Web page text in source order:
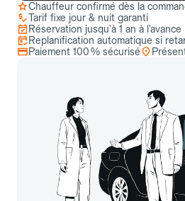
Chauffeur confirmé dès la
Tarif fixe jour & nuit garanti
Réservation jusqu’à 1 an à l’avance
Replanification automatique si
Paiement 100 % sécurisé